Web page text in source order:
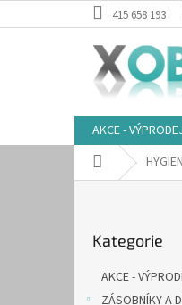
na
415 658 193
AKCE -
Domů
kategorie
Kategorie
AKCE -
ZÁSOBNÍKY A